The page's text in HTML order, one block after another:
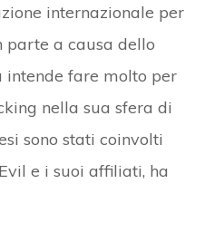
internazionale per
a causa dello
intende fare molto per
nella sua sfera di
sono stati coinvolti
e i suoi affiliati, ha